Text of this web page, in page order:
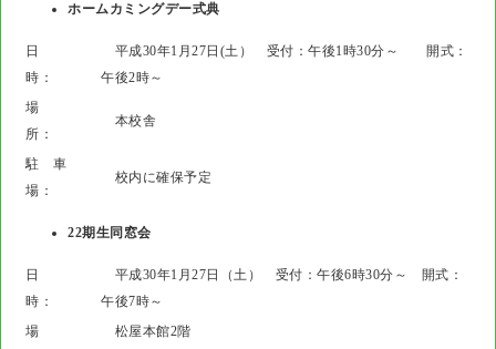
ホームカミングデー式典
日
時：
平成30年1月27日(土） 受付：午後1時30分～ 開式：
午後2時～
場
所：
本校舎
駐 車
場：
校内に確保予定
22期生同窓会
日
時：
平成30年1月27日（土） 受付：午後6時30分～ 開式：
午後7時～
場
松屋本館2階